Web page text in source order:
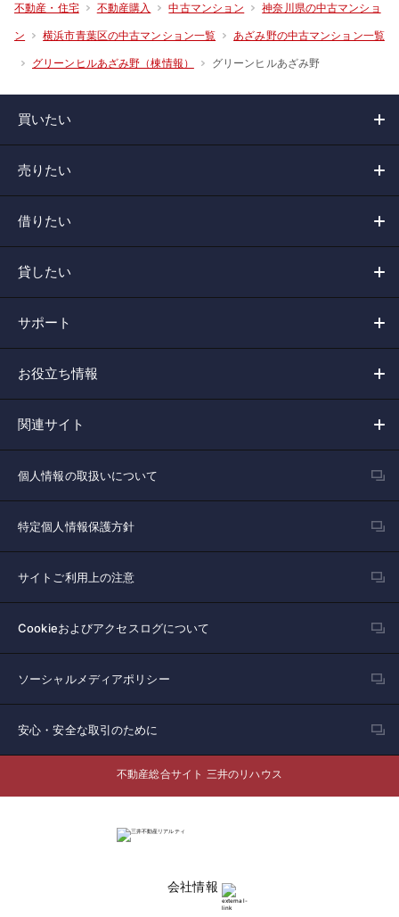
不動産・住宅 不動産購入 中古マンション 神奈川県の中古マンショ
ン 横浜市青葉区の中古マンション一覧 あざみ野の中古マンション一覧
グリーンヒルあざみ野（棟情報） グリーンヒルあざみ野
買いたい
売りたい
借りたい
貸したい
サポート
お役立ち情報
関連サイト
個人情報の取扱いについて
特定個人情報保護方針
サイトご利用上の注意
Cookieおよびアクセスログについて
ソーシャルメディアポリシー
安心・安全な取引のために
不動産総合サイト 三井のリハウス
会社情報